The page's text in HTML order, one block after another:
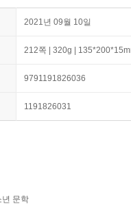
2021년 09월 10일
212쪽 | 320g |
9791191826036
1191826031
년 문학